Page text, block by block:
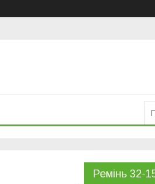
Ремінь 32-